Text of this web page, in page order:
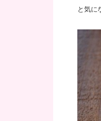
と気に